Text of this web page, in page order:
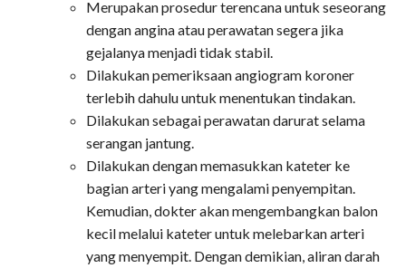
Merupakan prosedur terencana untuk seseorang
dengan angina atau perawatan segera jika
gejalanya menjadi tidak stabil.
Dilakukan pemeriksaan angiogram koroner
terlebih dahulu untuk menentukan tindakan.
Dilakukan sebagai perawatan darurat selama
serangan jantung.
Dilakukan dengan memasukkan kateter ke
bagian arteri yang mengalami penyempitan.
Kemudian, dokter akan mengembangkan balon
kecil melalui kateter untuk melebarkan arteri
yang menyempit. Dengan demikian, aliran darah